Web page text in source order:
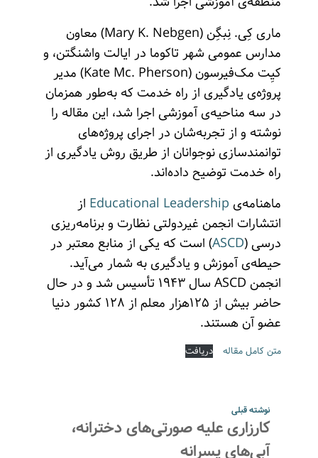
ماری کِی. نِبگِن (Mary K. Nebgen) معاون
مدارس عمومی شهر تاکوما در ایالت واشنگتن، و
کیِت مک‌فیرسون (Kate Mc. Pherson) مدیر
پروژه‌ی یادگیری از راه خدمت که به‌طور همزمان
در سه مناحیه‌ی آموزشی اجرا شد، این مقاله را
نوشته‌ و از تجربه‌شان در اجرای پروژه‌های
توانمندسازی نوجوانان از طریق روش یادگیری از
راه خدمت توضیح داده‌اند.
ماهنامه‌ی Educational Leadership از
انتشارات انجمن غیردولتی نظارت و برنامه‌ریزی
درسی (ASCD) است که یکی از منابع معتبر در
حیطه‌ی آموزش و یادگیری به شمار می‌آید.
انجمن ASCD سال ۱۹۴۳ تأسیس شد و در حال
حاضر بیش از ۱۲۵هزار معلم از ۱۲۸ کشور دنیا
عضو آن هستند.
متن کامل مقاله دریافت
نوشته قبلی
کارزاری علیه صورتی‌های دخترانه،
آبی‌های پسرانه